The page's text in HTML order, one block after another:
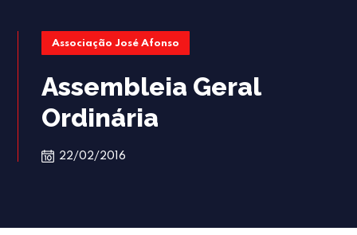
Associação José Afonso
Assembleia Geral
Ordinária
22/02/2016